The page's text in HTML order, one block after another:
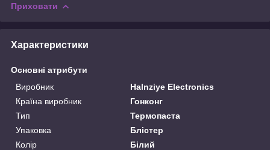
Приховати
Характеристики
Основні атрибути
Виробник
Halnziye Electronics
Країна виробник
Гонконг
Тип
Термопаста
Упаковка
Блістер
Колір
Білий